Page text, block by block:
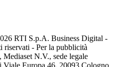
RTI S.p.A. Business Digital -
riservati - Per la pubblicità
N.V., sede legale